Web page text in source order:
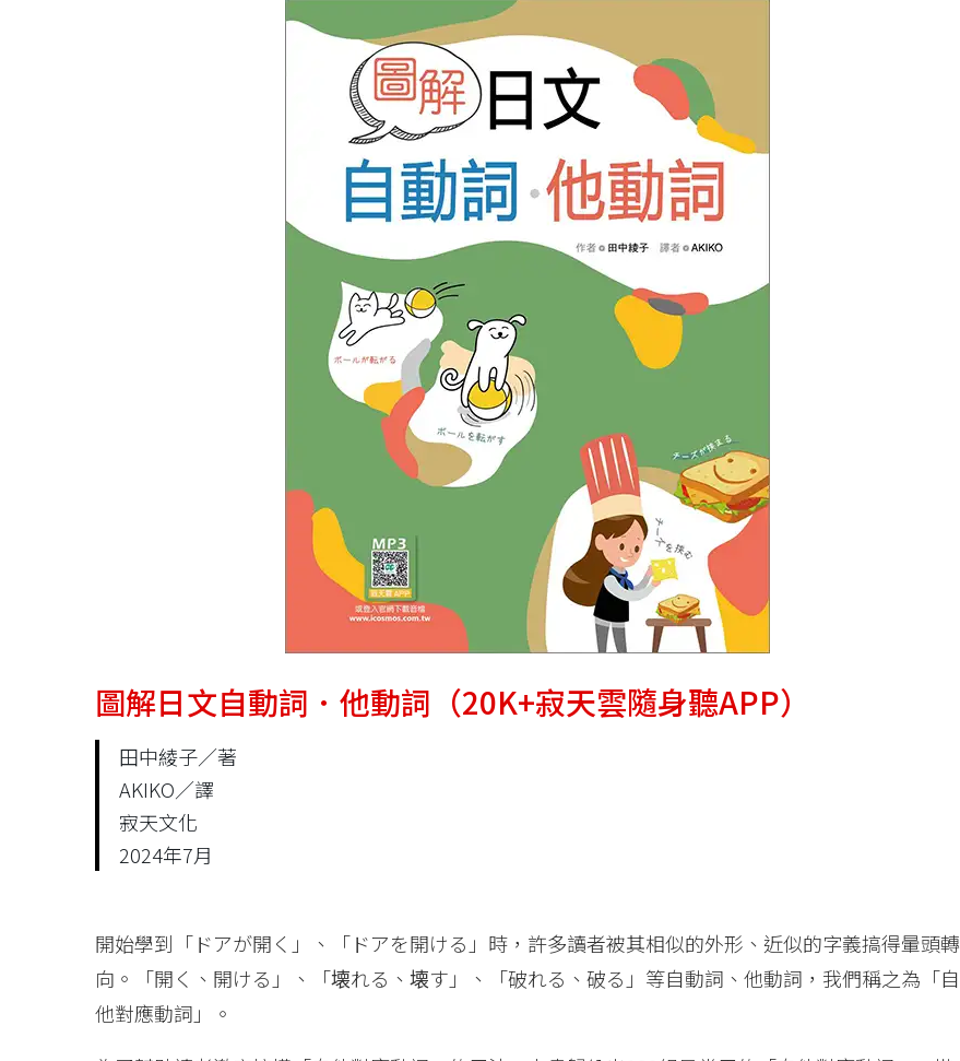
圖解日文自動詞．他動詞（20K+寂天雲隨身聽APP）
田中綾子／著
AKIKO／譯
寂天文化
2024年7月
開始學到「ドアが開く」、「ドアを開ける」時，許多讀者被其相似的外形、近似的字義搞得暈頭轉
向。「開く、開ける」、「壊れる、壊す」、「破れる、破る」等自動詞、他動詞，我們稱之為「自
他對應動詞」。